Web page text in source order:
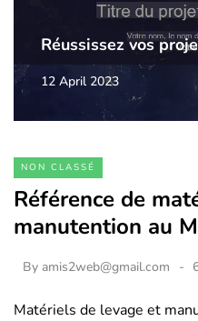
Réussissez vos
12 April 2023
NON CLASSÉ
Référence de
manutention au
By amis2web@gmail.com
Matériels de levage et